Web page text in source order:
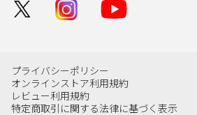
プライバシーポリシー
オンラインストア利用規約
レビュー利用規約
特定商取引に関する法律に基づく表示